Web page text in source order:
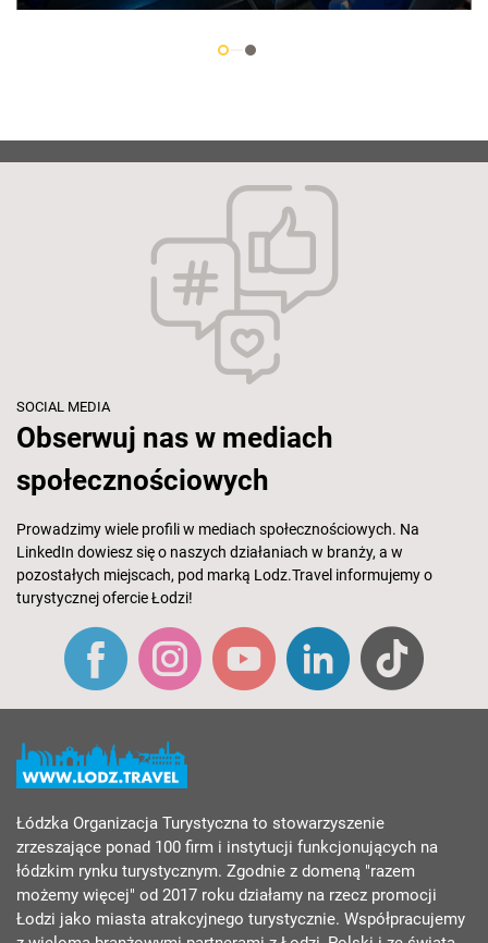
SOCIAL MEDIA
Obserwuj nas w mediach
społecznościowych
Prowadzimy wiele profili w mediach społecznościowych. Na
LinkedIn dowiesz się o naszych działaniach w branży, a w
pozostałych miejscach, pod marką Lodz.Travel informujemy o
turystycznej ofercie Łodzi!
Łódzka Organizacja Turystyczna to stowarzyszenie
zrzeszające ponad 100 firm i instytucji funkcjonujących na
łódzkim rynku turystycznym. Zgodnie z domeną "razem
możemy więcej" od 2017 roku działamy na rzecz promocji
Łodzi jako miasta atrakcyjnego turystycznie. Współpracujemy